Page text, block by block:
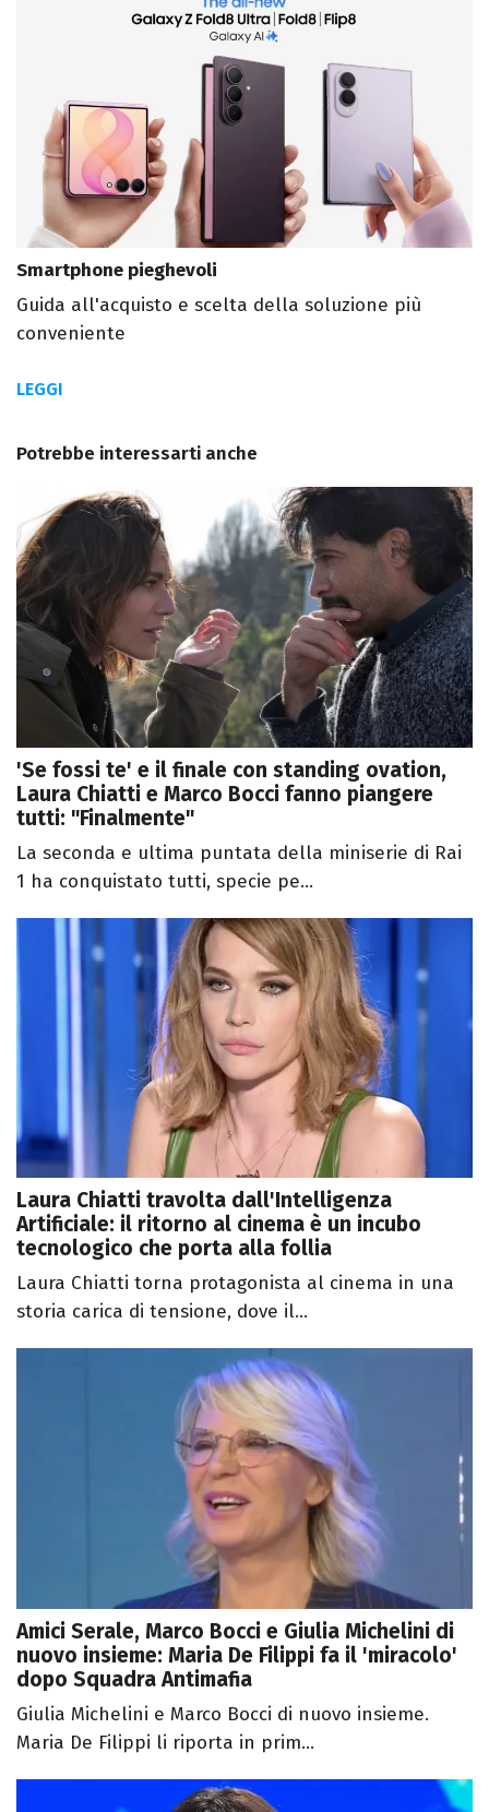
Smartphone pieghevoli
Guida all'acquisto e scelta della soluzione più
conveniente
LEGGI
Potrebbe interessarti anche
'Se fossi te' e il finale con standing ovation,
Laura Chiatti e Marco Bocci fanno piangere
tutti: "Finalmente"
La seconda e ultima puntata della miniserie di Rai
1 ha conquistato tutti, specie pe...
Laura Chiatti travolta dall'Intelligenza
Artificiale: il ritorno al cinema è un incubo
tecnologico che porta alla follia
Laura Chiatti torna protagonista al cinema in una
storia carica di tensione, dove il...
Amici Serale, Marco Bocci e Giulia Michelini di
nuovo insieme: Maria De Filippi fa il 'miracolo'
dopo Squadra Antimafia
Giulia Michelini e Marco Bocci di nuovo insieme.
Maria De Filippi li riporta in prim...